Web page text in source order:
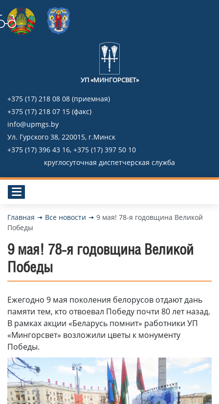
УП «МИНГОРСВЕТ»
+375 (17) 218 08 08 (приемная)
+375 (17) 218 07 15 (факс)
info@upmgs.by
Ул. Гурского 38, 220015, г.Минск
+375 (17) 396 43 16, +375 (17) 397 50 10
круглосуточная диспетчерская служба
Главная Все новости
9 мая! 78-я годовщина Великой
Победы
9 мая! 78-я годовщина Великой
Победы
Ежегодно 9 мая поколения белорусов отдают дань
памяти тем, кто отвоевал Победу почти 80 лет назад.
В рамках акции «Беларусь помнит» работники УП
«Мингорсвет» возложили цветы к монументу
Победы.